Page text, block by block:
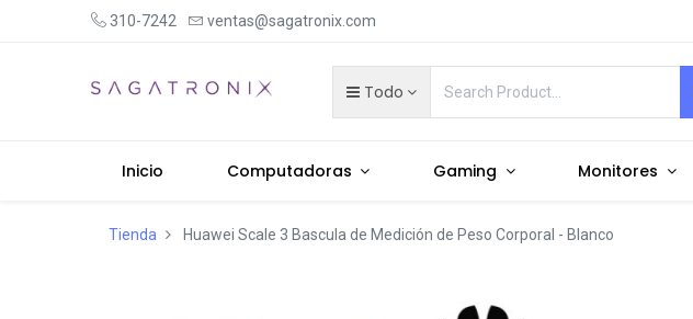
310-7242 ventas@sagatronix.com
Todo
Inicio Computadoras Gaming Monitores
Tienda Huawei Scale 3 Bascula de Medición de Peso Corporal - Blanco